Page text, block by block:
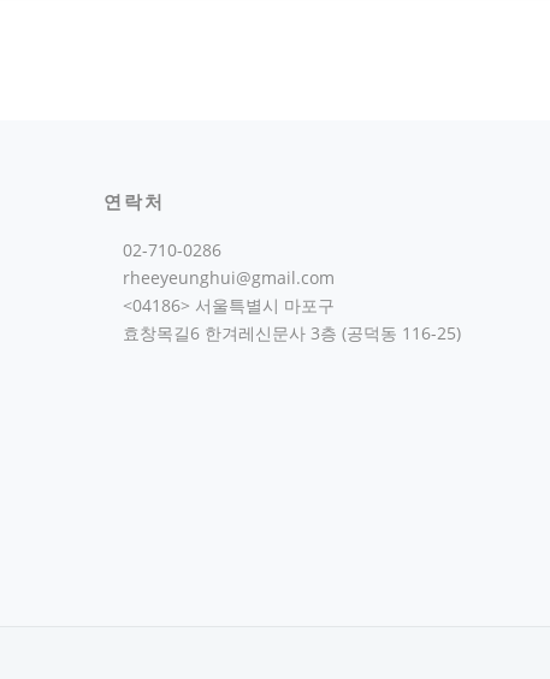
연락처
02-710-0286
rheeyeunghui@gmail.com
<04186> 서울특별시 마포구
효창목길6 한겨레신문사 3층 (공덕동 116-25)